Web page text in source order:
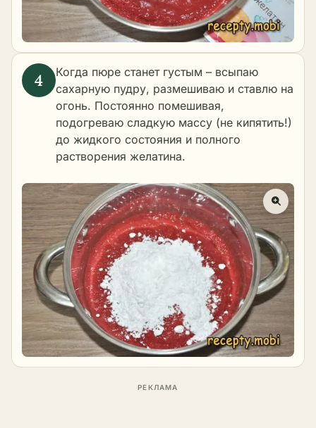
Когда пюре станет густым – всыпаю
сахарную пудру, размешиваю и ставлю на
огонь. Постоянно помешивая,
подогреваю сладкую массу (не кипятить!)
до жидкого состояния и полного
растворения желатина.